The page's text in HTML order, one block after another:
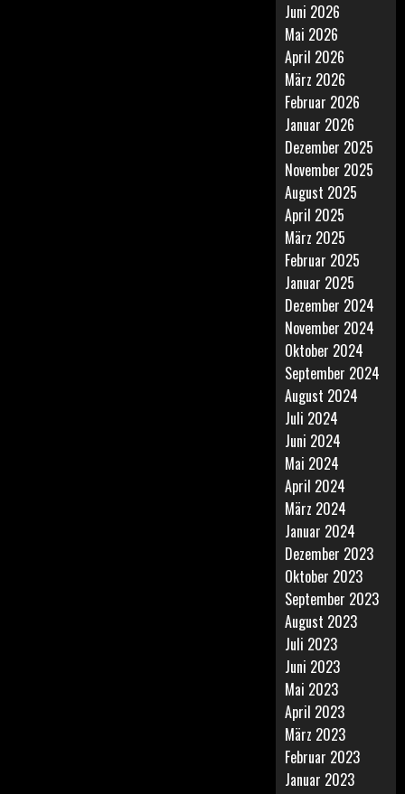
Juni 2026
Mai 2026
April 2026
März 2026
Februar 2026
Januar 2026
Dezember 2025
November 2025
August 2025
April 2025
März 2025
Februar 2025
Januar 2025
Dezember 2024
November 2024
Oktober 2024
September 2024
August 2024
Juli 2024
Juni 2024
Mai 2024
April 2024
März 2024
Januar 2024
Dezember 2023
Oktober 2023
September 2023
August 2023
Juli 2023
Juni 2023
Mai 2023
April 2023
März 2023
Februar 2023
Januar 2023